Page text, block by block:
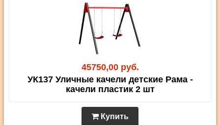
45750,00 руб.
УК137 Уличные качели детские Рама -
качели пластик 2 шт
Купить